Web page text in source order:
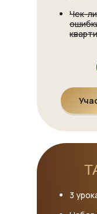
Чек-
3